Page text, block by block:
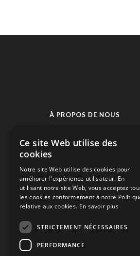
À PROPOS DE NOUS
Pole-Position, le seul
automobile.
SUIVEZ-NOUS
Ce site Web utilise des
cookies
Notre site Web utilise des cookies pour
améliorer l'expérience utilisateur. En
utilisant notre site Web, vous acceptez
les cookies conformément à notre
relative aux cookies. En savoir plus
STRICTEMENT NÉCESSAIRES
PERFORMANCE